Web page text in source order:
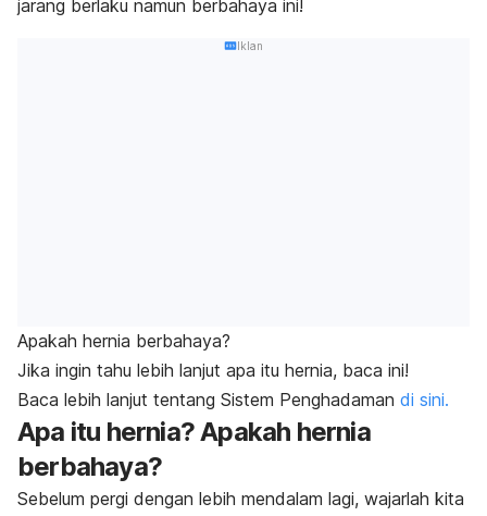
jarang berlaku namun berbahaya ini!
Iklan
Apakah hernia berbahaya?
Jika ingin tahu lebih lanjut apa itu hernia, baca ini!
Baca lebih lanjut tentang Sistem Penghadaman di sini.
Apa itu hernia? Apakah hernia
berbahaya?
Sebelum pergi dengan lebih mendalam lagi, wajarlah kita